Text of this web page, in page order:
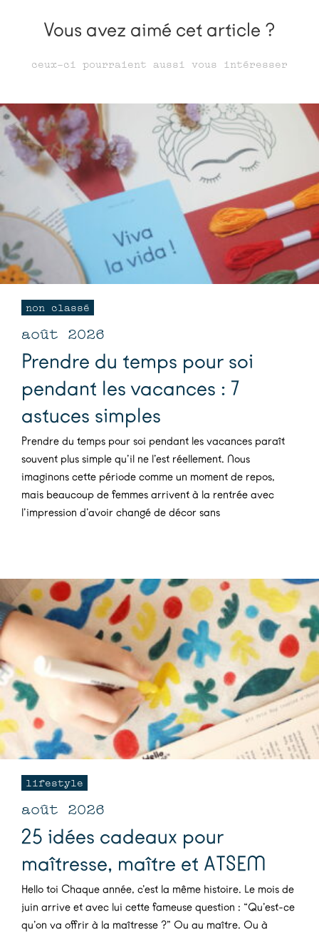
Vous avez aimé cet article ?
ceux-ci pourraient aussi vous intéresser
non classé
août 2026
Prendre du temps pour soi
pendant les vacances : 7
astuces simples
Prendre du temps pour soi pendant les vacances paraît
souvent plus simple qu’il ne l’est réellement. Nous
imaginons cette période comme un moment de repos,
mais beaucoup de femmes arrivent à la rentrée avec
l’impression d’avoir changé de décor sans
lifestyle
août 2026
25 idées cadeaux pour
maîtresse, maître et ATSEM
Hello toi Chaque année, c’est la même histoire. Le mois de
juin arrive et avec lui cette fameuse question : “Qu’est-ce
qu’on va offrir à la maîtresse ?” Ou au maître. Ou à